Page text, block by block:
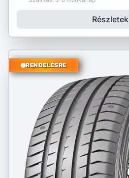
Részletek
RENDELÉSRE